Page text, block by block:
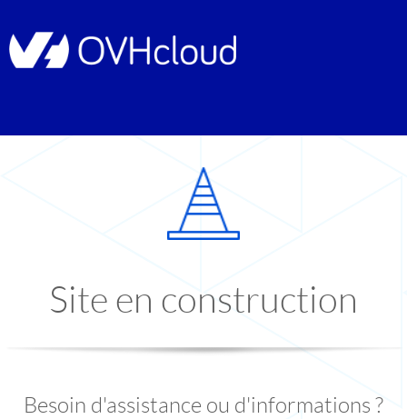
Site en construction
Besoin d'assistance ou d'informations ?